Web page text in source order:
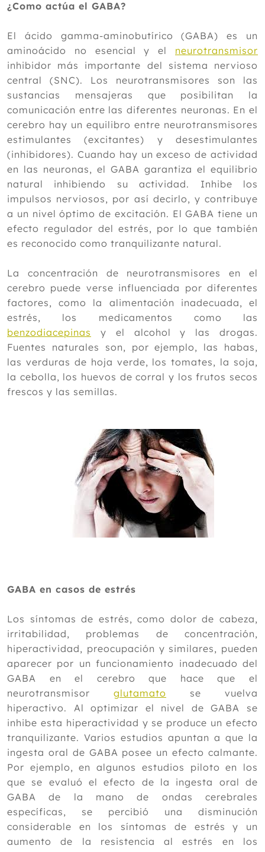
¿Como actúa el GABA?
El ácido gamma-aminobutírico (GABA) es un
aminoácido no esencial y el neurotransmisor
inhibidor más importante del sistema nervioso
central (SNC). Los neurotransmisores son las
sustancias mensajeras que posibilitan la
comunicación entre las diferentes neuronas. En el
cerebro hay un equilibro entre neurotransmisores
estimulantes (excitantes) y desestimulantes
(inhibidores). Cuando hay un exceso de actividad
en las neuronas, el GABA garantiza el equilibrio
natural inhibiendo su actividad. Inhibe los
impulsos nerviosos, por así decirlo, y contribuye
a un nivel óptimo de excitación. El GABA tiene un
efecto regulador del estrés, por lo que también
es reconocido como tranquilizante natural.
La concentración de neurotransmisores en el
cerebro puede verse influenciada por diferentes
factores, como la alimentación inadecuada, el
estrés, los medicamentos como las
benzodiacepinas y el alcohol y las drogas.
Fuentes naturales son, por ejemplo, las habas,
las verduras de hoja verde, los tomates, la soja,
la cebolla, los huevos de corral y los frutos secos
frescos y las semillas.
GABA en casos de estrés
Los síntomas de estrés, como dolor de cabeza,
irritabilidad, problemas de concentración,
hiperactividad, preocupación y similares, pueden
aparecer por un funcionamiento inadecuado del
GABA en el cerebro que hace que el
neurotransmisor glutamato se vuelva
hiperactivo. Al optimizar el nivel de GABA se
inhibe esta hiperactividad y se produce un efecto
tranquilizante. Varios estudios apuntan a que la
ingesta oral de GABA posee un efecto calmante.
Por ejemplo, en algunos estudios piloto en los
que se evaluó el efecto de la ingesta oral de
GABA de la mano de ondas cerebrales
específicas, se percibió una disminución
considerable en los síntomas de estrés y un
aumento de la resistencia al estrés en los